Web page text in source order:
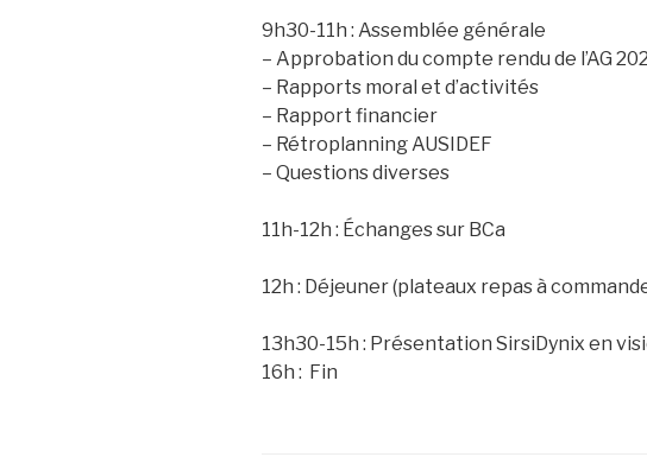
9h30-11h : Assemblée générale
– Approbation du compte rendu de l’AG
– Rapports moral et d’activités
– Rapport financier
– Rétroplanning AUSIDEF
– Questions diverses
11h-12h : Échanges sur BCa
12h : Déjeuner (plateaux repas à
13h30-15h : Présentation SirsiDynix en
16h : Fin